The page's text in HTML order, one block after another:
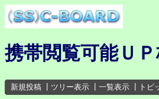
携帯閲覧可能Ｕ
新規投稿 ツリー表示 一覧表示 トピ